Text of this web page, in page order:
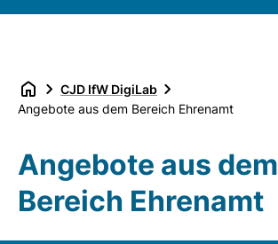
CJD IfW DigiLab
Angebote aus dem Bereich Ehrenamt
Angebote aus dem
Bereich Ehrenamt